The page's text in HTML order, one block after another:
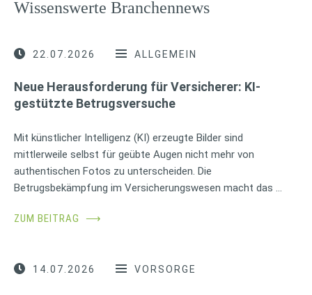
Wissenswerte Branchennews
22.07.2026 ALLGEMEIN
Neue Herausforderung für Versicherer: KI-
gestützte Betrugsversuche
Mit künstlicher Intelligenz (KI) erzeugte Bilder sind
mittlerweile selbst für geübte Augen nicht mehr von
authentischen Fotos zu unterscheiden. Die
Betrugsbekämpfung im Versicherungswesen macht das …
ZUM BEITRAG ⟶
14.07.2026 VORSORGE